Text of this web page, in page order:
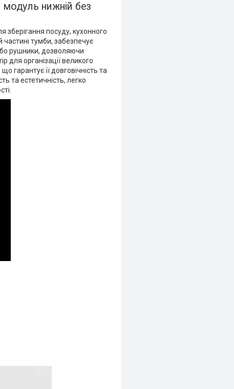
нижній без
зберігання посуду, кухонного
тумби, забезпечує
рушники, дозволяючи
для організації великого
гарантує її довговічність та
та естетичність, легко